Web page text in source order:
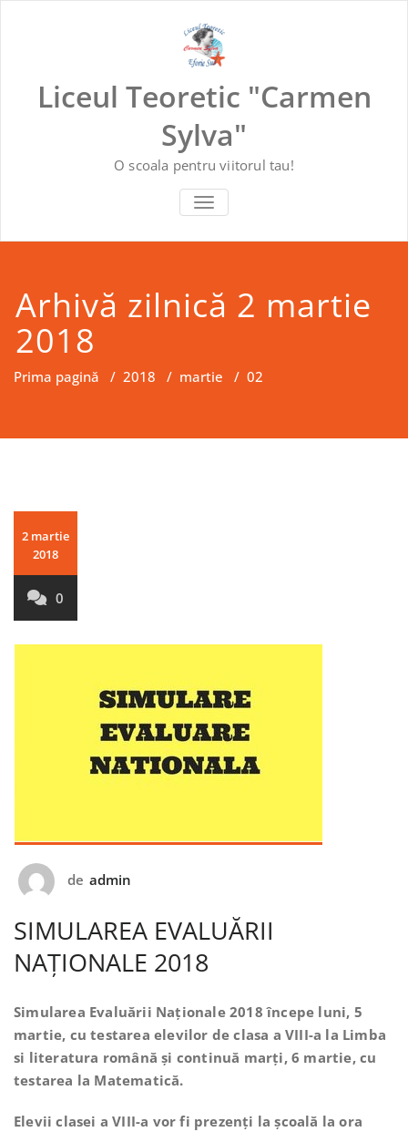
Liceul Teoretic "Carmen
Sylva"
O scoala pentru viitorul tau!
COMUTĂ NAVIGAREA
Arhivă zilnică 2 martie
2018
Prima pagină / 2018 / martie / 02
2 martie
2018
0
de admin
SIMULAREA EVALUĂRII
NAȚIONALE 2018
Simularea Evaluării Naționale 2018 începe luni, 5
martie, cu testarea elevilor de clasa a VIII-a la Limba
si literatura română și continuă marți, 6 martie, cu
testarea la Matematică.
Elevii clasei a VIII-a vor fi prezenți la școală la ora